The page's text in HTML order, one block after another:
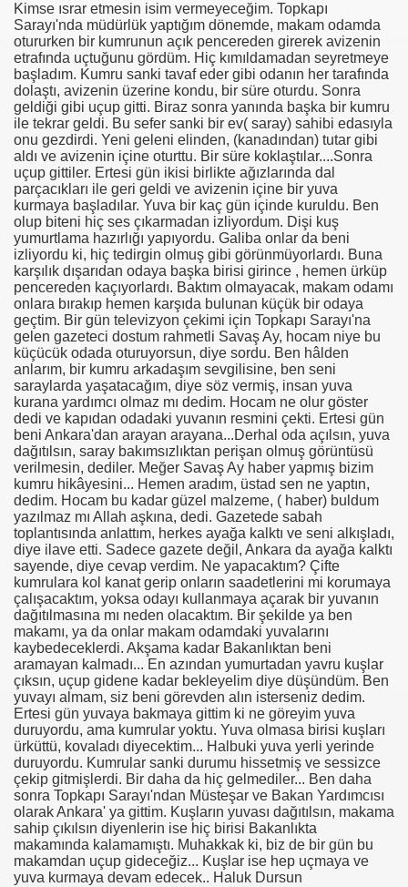
Kimse ısrar etmesin isim vermeyeceğim. Topkapı
Sarayı'nda müdürlük yaptığım dönemde, makam odamda
otururken bir kumrunun açık pencereden girerek avizenin
etrafında uçtuğunu gördüm. Hiç kımıldamadan seyretmeye
başladım. Kumru sanki tavaf eder gibi odanın her tarafında
dolaştı, avizenin üzerine kondu, bir süre oturdu. Sonra
geldiği gibi uçup gitti. Biraz sonra yanında başka bir kumru
ile tekrar geldi. Bu sefer sanki bir ev( saray) sahibi edasıyla
onu gezdirdi. Yeni geleni elinden, (kanadından) tutar gibi
aldı ve avizenin içine oturttu. Bir süre koklaştılar....Sonra
uçup gittiler. Ertesi gün ikisi birlikte ağızlarında dal
parçacıkları ile geri geldi ve avizenin içine bir yuva
kurmaya başladılar. Yuva bir kaç gün içinde kuruldu. Ben
olup biteni hiç ses çıkarmadan izliyordum. Dişi kuş
yumurtlama hazırlığı yapıyordu. Galiba onlar da beni
izliyordu ki, hiç tedirgin olmuş gibi görünmüyorlardı. Buna
karşılık dışarıdan odaya başka birisi girince , hemen ürküp
pencereden kaçıyorlardı. Baktım olmayacak, makam odamı
onlara bırakıp hemen karşıda bulunan küçük bir odaya
geçtim. Bir gün televizyon çekimi için Topkapı Sarayı'na
gelen gazeteci dostum rahmetli Savaş Ay, hocam niye bu
küçücük odada oturuyorsun, diye sordu. Ben hâlden
anlarım, bir kumru arkadaşım sevgilisine, ben seni
saraylarda yaşatacağım, diye söz vermiş, insan yuva
kurana yardımcı olmaz mı dedim. Hocam ne olur göster
dedi ve kapıdan odadaki yuvanın resmini çekti. Ertesi gün
beni Ankara'dan arayan arayana...Derhal oda açılsın, yuva
dağıtılsın, saray bakımsızlıktan perişan olmuş görüntüsü
verilmesin, dediler. Meğer Savaş Ay haber yapmış bizim
kumru hikâyesini... Hemen aradım, üstad sen ne yaptın,
dedim. Hocam bu kadar güzel malzeme, ( haber) buldum
yazılmaz mı Allah aşkına, dedi. Gazetede sabah
toplantısında anlattım, herkes ayağa kalktı ve seni alkışladı,
diye ilave etti. Sadece gazete değil, Ankara da ayağa kalktı
sayende, diye cevap verdim. Ne yapacaktım? Çifte
kumrulara kol kanat gerip onların saadetlerini mi korumaya
çalışacaktım, yoksa odayı kullanmaya açarak bir yuvanın
dağıtılmasına mı neden olacaktım. Bir şekilde ya ben
makamı, ya da onlar makam odamdaki yuvalarını
kaybedeceklerdi. Akşama kadar Bakanlıktan beni
aramayan kalmadı... En azından yumurtadan yavru kuşlar
çıksın, uçup gidene kadar bekleyelim diye düşündüm. Ben
yuvayı almam, siz beni görevden alın isterseniz dedim.
Ertesi gün yuvaya bakmaya gittim ki ne göreyim yuva
duruyordu, ama kumrular yoktu. Yuva olmasa birisi kuşları
ürküttü, kovaladı diyecektim... Halbuki yuva yerli yerinde
duruyordu. Kumrular sanki durumu hissetmiş ve sessizce
çekip gitmişlerdi. Bir daha da hiç gelmediler... Ben daha
sonra Topkapı Sarayı'ndan Müsteşar ve Bakan Yardımcısı
olarak Ankara' ya gittim. Kuşların yuvası dağıtılsın, makama
sahip çıkılsın diyenlerin ise hiç birisi Bakanlıkta
makamında kalamamıştı. Muhakkak ki, biz de bir gün bu
makamdan uçup gideceğiz... Kuşlar ise hep uçmaya ve
yuva kurmaya devam edecek.. Haluk Dursun
NJ.Canlı Yayın